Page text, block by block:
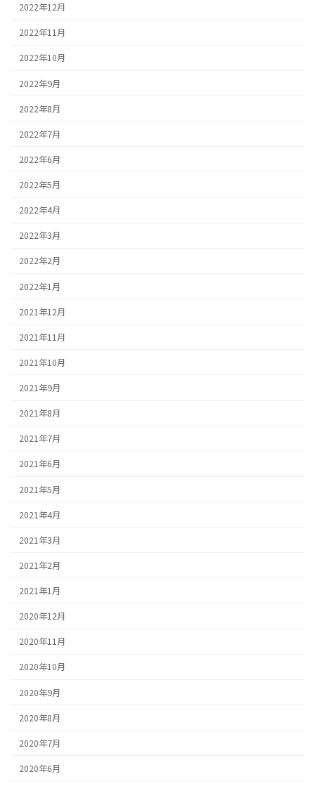
2022年12月
2022年11月
2022年10月
2022年9月
2022年8月
2022年7月
2022年6月
2022年5月
2022年4月
2022年3月
2022年2月
2022年1月
2021年12月
2021年11月
2021年10月
2021年9月
2021年8月
2021年7月
2021年6月
2021年5月
2021年4月
2021年3月
2021年2月
2021年1月
2020年12月
2020年11月
2020年10月
2020年9月
2020年8月
2020年7月
2020年6月